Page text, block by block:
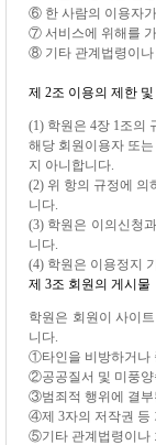
⑥ 한 사람의 이용자
⑦ 서비스에 위해를
⑧ 기타 관계법령이나
제 2조 이용의 제한
(1) 학원은 4장 1조의
해당 회원이용자 또
지 아니합니다.
(2) 위 항의 규정에 의
니다.
(3) 학원은 이의신청
니다.
(4) 학원은 이용정지
제 3조 회원의 게시물
학원은 회원이 사이
니다.
①타인을 비방하거나
②공공질서 및 미풍양
③범죄적 행위에 결부
④제 3자의 저작권 등
⑤기타 관계법령이나